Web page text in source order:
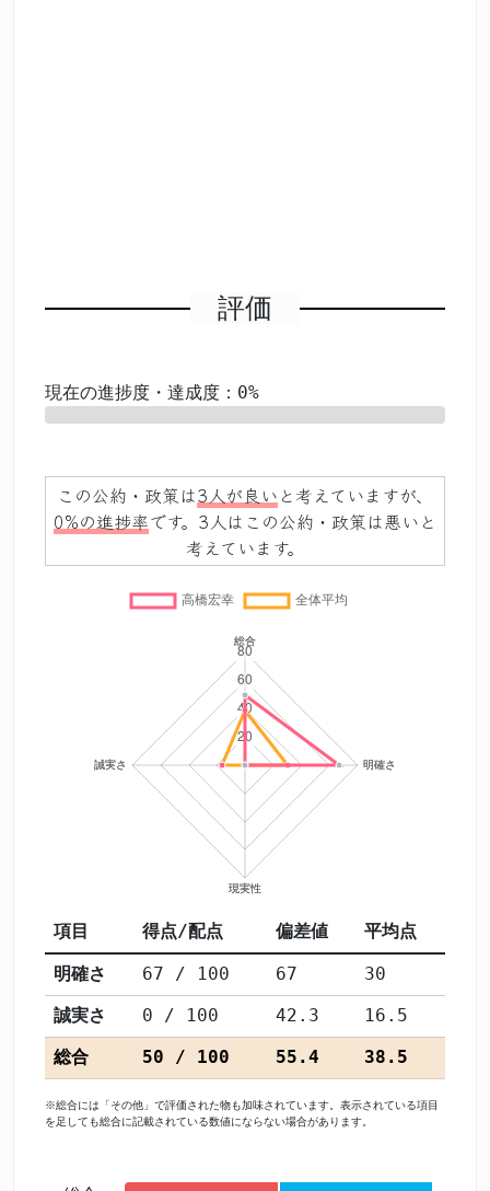
評価
現在の進捗度・達成度：0%
この公約・政策は3人が良い と考えていますが、
0%の進捗率です。3人はこの公約・政策は悪いと
考えています。
項目 得点/配点 偏差値 平均点
明確さ 67 / 100 67
30
誠実さ
0 / 100 42.3
16.5
総合
50 / 100 55.4 38.5
※総合には「その他」で評価された物も加味されています。表示されている項目
を足しても総合に記載されている数値にならない場合があります。